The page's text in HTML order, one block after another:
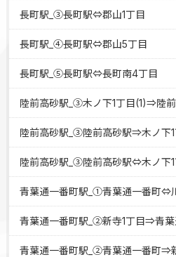
長町駅_③長町駅⇔郡山1丁目
長町駅_④長町駅⇔郡山5丁目
長町駅_⑤長町駅⇔長町南4丁目
陸前高砂駅_③木ノ下1丁目(1)⇒陸
陸前高砂駅_③陸前高砂駅⇒木ノ下1
陸前高砂駅_③陸前高砂駅⇔木ノ下
青葉通一番町駅_①青葉通一番町⇔
青葉通一番町駅_②新寺1丁目⇒青葉
青葉通一番町駅_②青葉通一番町⇒